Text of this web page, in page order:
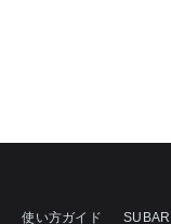
使い方ガイド